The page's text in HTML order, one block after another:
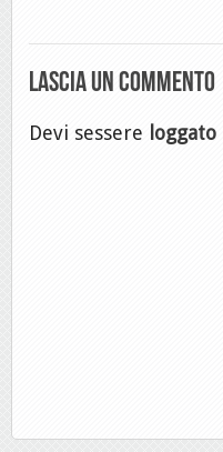
Lascia un commento
Devi sessere loggato